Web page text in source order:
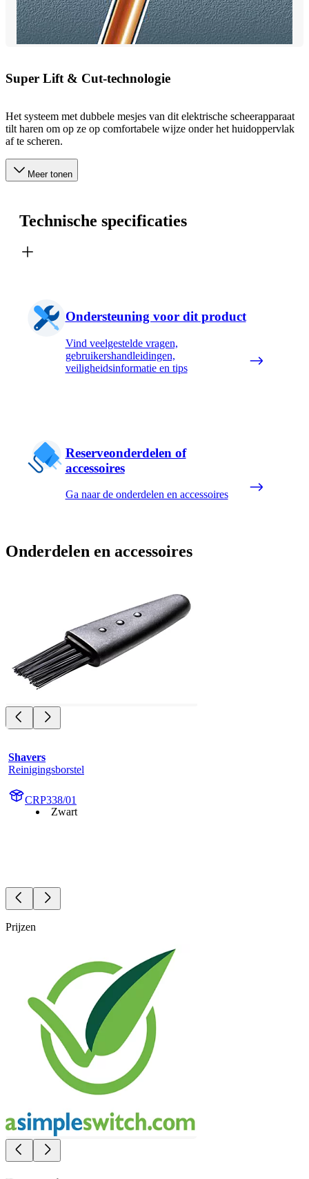
Super Lift & Cut-technologie
Het systeem met dubbele mesjes van dit elektrische scheerapparaat
tilt haren om op ze op comfortabele wijze onder het huidoppervlak
af te scheren.
Meer tonen
Technische specificaties
Ondersteuning voor dit product
Vind veelgestelde vragen,
gebruikershandleidingen,
veiligheidsinformatie en tips
Reserveonderdelen of
accessoires
Ga naar de onderdelen en accessoires
Onderdelen en accessoires
Shavers
Reinigingsborstel
CRP338/01
Zwart
Prijzen